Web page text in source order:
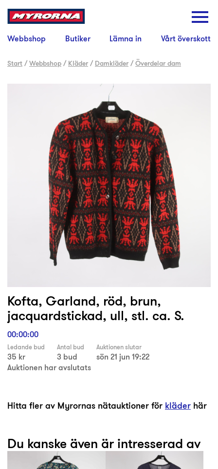
Webbshop Butiker Lämna in Vårt överskott
Start /Webbshop / Kläder / Damkläder /Överdelar dam
Kofta, Garland, röd, brun,
jacquardstickad, ull, stl. ca. S.
00:00:00
Ledande bud
35 kr
Antal bud
3 bud
Auktionen slutar
sön 21 jun 19:22
Auktionen har avslutats
Hitta fler av Myrornas nätauktioner för kläder här
Du kanske även är intresserad av